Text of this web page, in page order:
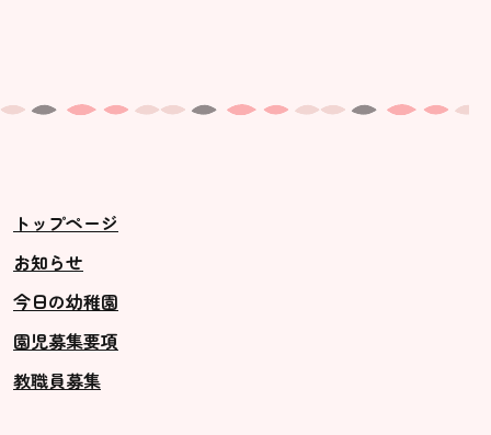
トップページ
お知らせ
今日の幼稚園
園児募集要項
教職員募集